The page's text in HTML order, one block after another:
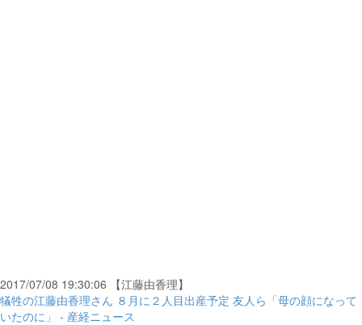
2017/07/08 19:30:06 【江藤由香理】
犠牲の江藤由香理さん ８月に２人目出産予定 友人ら「母の顔になって
いたのに」 - 産経ニュース